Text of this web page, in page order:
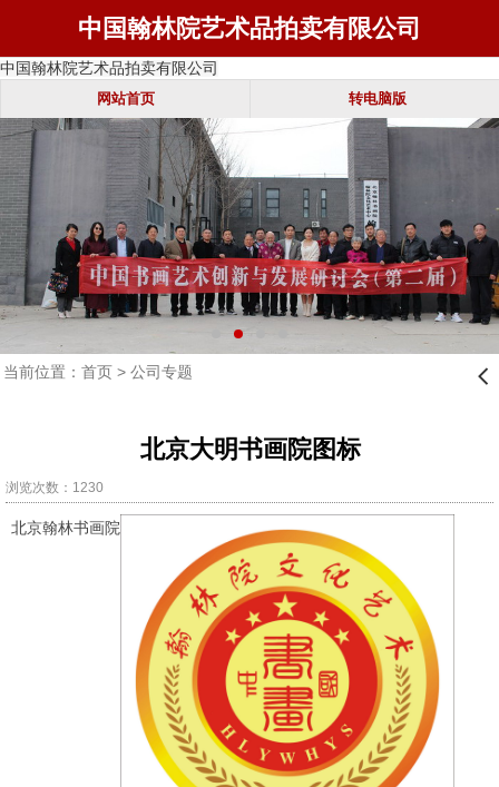
中国翰林院艺术品拍卖有限公司
中国翰林院艺术品拍卖有限公司
网站首页 转电脑版
当前位置： 首页> 公司专题 󰊒
北京大明书画院图标
浏览次数：1230
北京翰林书画院